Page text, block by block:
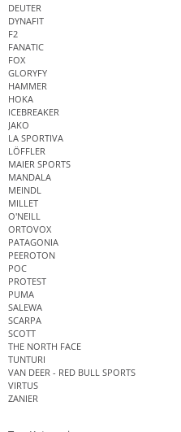
DEUTER
DYNAFIT
F2
FANATIC
FOX
GLORYFY
HAMMER
HOKA
ICEBREAKER
JAKO
LA SPORTIVA
LÖFFLER
MAIER SPORTS
MANDALA
MEINDL
MILLET
O'NEILL
ORTOVOX
PATAGONIA
PEEROTON
POC
PROTEST
PUMA
SALEWA
SCARPA
SCOTT
THE NORTH FACE
TUNTURI
VAN DEER - RED BULL SPORTS
VIRTUS
ZANIER